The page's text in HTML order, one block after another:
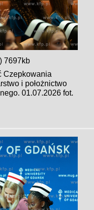
7697kb
Czepkowania
i położnictwo
01.07.2026 fot.